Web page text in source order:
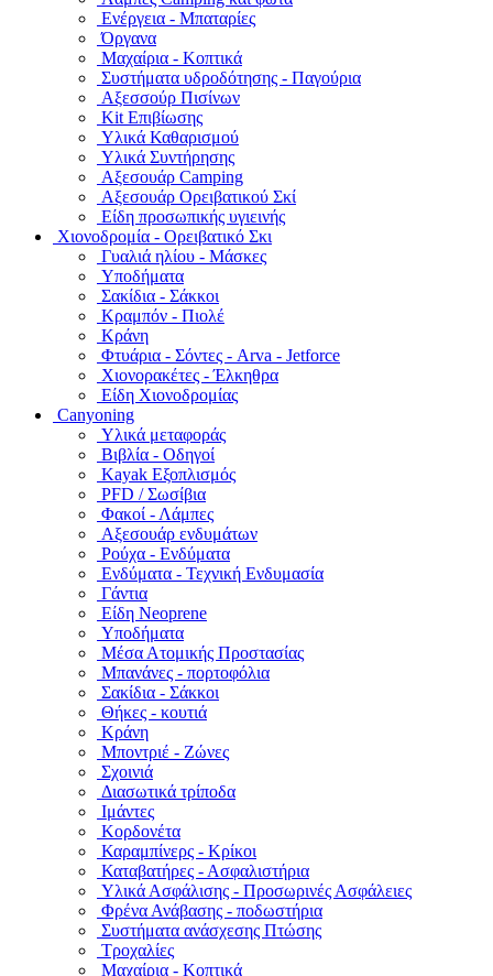
Ενέργεια - Μπαταρίες
Όργανα
Μαχαίρια - Κοπτικά
Συστήματα υδροδότησης - Παγούρια
Αξεσσούρ Πισίνων
Kit Επιβίωσης
Υλικά Καθαρισμού
Υλικά Συντήρησης
Αξεσουάρ Camping
Αξεσουάρ Ορειβατικού Σκί
Είδη προσωπικής υγιεινής
Χιονοδρομία - Ορειβατικό Σκι
Γυαλιά ηλίου - Μάσκες
Υποδήματα
Σακίδια - Σάκκοι
Κραμπόν - Πιολέ
Κράνη
Φτυάρια - Σόντες - Arva - Jetforce
Χιονορακέτες - Έλκηθρα
Είδη Χιονοδρομίας
Canyoning
Υλικά μεταφοράς
Βιβλία - Οδηγοί
Kayak Εξοπλισμός
PFD / Σωσίβια
Φακοί - Λάμπες
Αξεσουάρ ενδυμάτων
Ρούχα - Ενδύματα
Ενδύματα - Τεχνική Ενδυμασία
Γάντια
Είδη Neoprene
Υποδήματα
Μέσα Ατομικής Προστασίας
Μπανάνες - πορτοφόλια
Σακίδια - Σάκκοι
Θήκες - κουτιά
Κράνη
Μποντριέ - Ζώνες
Σχοινιά
Διασωτικά τρίποδα
Ιμάντες
Κορδονέτα
Καραμπίνερς - Κρίκοι
Καταβατήρες - Ασφαλιστήρια
Υλικά Ασφάλισης - Προσωρινές Ασφάλειες
Φρένα Ανάβασης - ποδωστήρια
Συστήματα ανάσχεσης Πτώσης
Τροχαλίες
Μαχαίρια - Κοπτικά